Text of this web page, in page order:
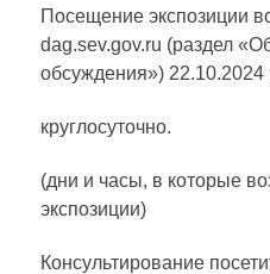
Посещение экспозиции
dag.sev.gov.ru (раздел
обсуждения») 22.10.2024
круглосуточно.
(дни и часы, в которые
экспозиции)
Консультирование